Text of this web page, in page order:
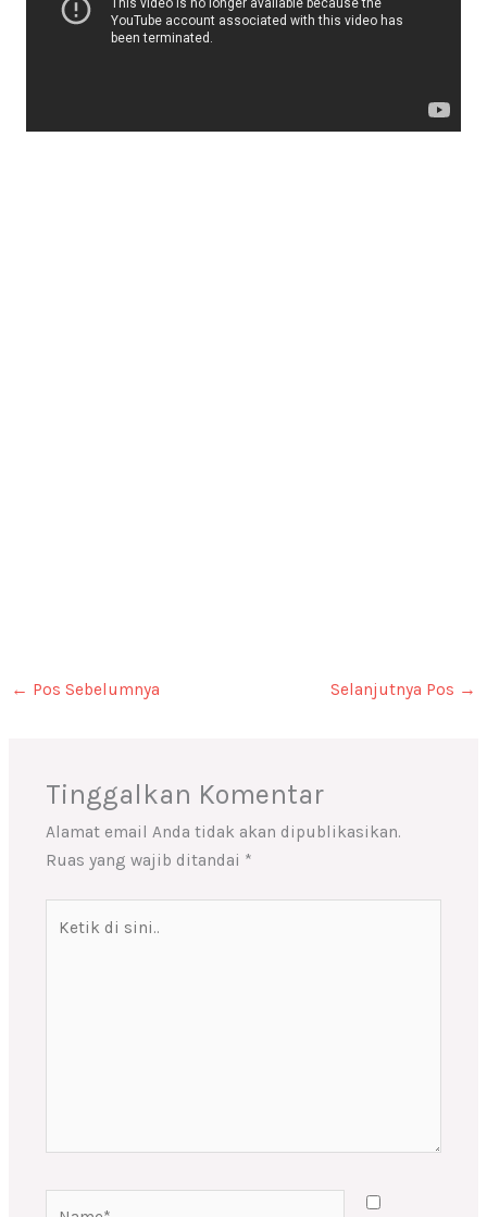
← Pos Sebelumnya Selanjutnya Pos →
Tinggalkan Komentar
Alamat email Anda tidak akan dipublikasikan.
Ruas yang wajib ditandai *